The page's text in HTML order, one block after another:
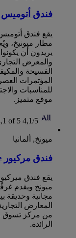
فندق أتوميس
مطار ميونيخ،
يريدون أن
للمناسبات
موقع متميز.
4,1/5
of 5
ميونخ, ألمانيا
فندق مركيور Mercure مونشن سود ميسي
يقع فندق
ميونخ ويقدم
مجانية وحديقة
المعارض
من مركز تسوق
الرائدة.